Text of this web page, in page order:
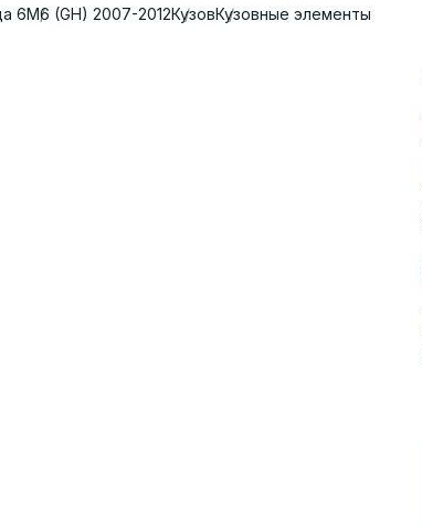
6M6 (GH) 2007-2012КузовКузовные элементы